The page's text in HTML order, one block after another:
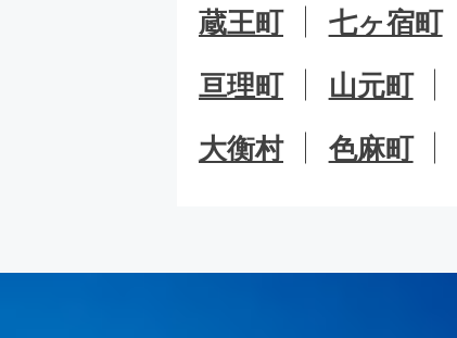
蔵王町
七ヶ宿町
亘理町
山元町
大衡村
色麻町